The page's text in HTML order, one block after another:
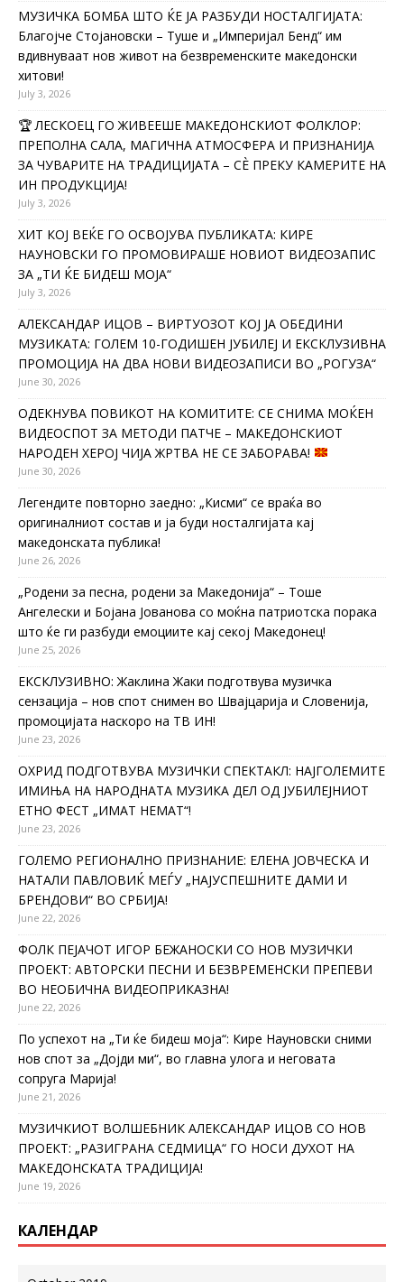
МУЗИЧКА БОМБА ШТО ЌЕ ЈА РАЗБУДИ НОСТАЛГИЈАТА:
Благојче Стојановски – Туше и „Империјал Бенд“ им
вдивнуваат нов живот на безвременските македонски
хитови!
July 3, 2026
🏆 ЛЕСКОЕЦ ГО ЖИВЕЕШЕ МАКЕДОНСКИОТ ФОЛКЛОР:
ПРЕПОЛНА САЛА, МАГИЧНА АТМОСФЕРА И ПРИЗНАНИЈА
ЗА ЧУВАРИТЕ НА ТРАДИЦИЈАТА – СÈ ПРЕКУ КАМЕРИТЕ НА
ИН ПРОДУКЦИЈА!
July 3, 2026
ХИТ КОЈ ВЕЌЕ ГО ОСВОЈУВА ПУБЛИКАТА: КИРЕ
НАУНОВСКИ ГО ПРОМОВИРАШЕ НОВИОТ ВИДЕОЗАПИС
ЗА „ТИ ЌЕ БИДЕШ МОЈА“
July 3, 2026
АЛЕКСАНДАР ИЦОВ – ВИРТУОЗОТ КОЈ ЈА ОБЕДИНИ
МУЗИКАТА: ГОЛЕМ 10-ГОДИШЕН ЈУБИЛЕЈ И ЕКСКЛУЗИВНА
ПРОМОЦИЈА НА ДВА НОВИ ВИДЕОЗАПИСИ ВО „РОГУЗА“
June 30, 2026
ОДЕКНУВА ПОВИКОТ НА КОМИТИТЕ: СЕ СНИМА МОЌЕН
ВИДЕОСПОТ ЗА МЕТОДИ ПАТЧЕ – МАКЕДОНСКИОТ
НАРОДЕН ХЕРОЈ ЧИЈА ЖРТВА НЕ СЕ ЗАБОРАВА!
June 30, 2026
Легендите повторно заедно: „Кисми“ се враќа во
оригиналниот состав и ја буди носталгијата кај
македонската публика!
June 26, 2026
„Родени за песна, родени за Македонија“ – Тоше
Ангелески и Бојана Јованова со моќна патриотска порака
што ќе ги разбуди емоциите кај секој Македонец!
June 25, 2026
ЕКСКЛУЗИВНО: Жаклина Жаки подготвува музичка
сензација – нов спот снимен во Швајцарија и Словенија,
промоцијата наскоро на ТВ ИН!
June 23, 2026
ОХРИД ПОДГОТВУВА МУЗИЧКИ СПЕКТАКЛ: НАЈГОЛЕМИТЕ
ИМИЊА НА НАРОДНАТА МУЗИКА ДЕЛ ОД ЈУБИЛЕЈНИОТ
ЕТНО ФЕСТ „ИМАТ НЕМАТ“!
June 23, 2026
ГОЛЕМО РЕГИОНАЛНО ПРИЗНАНИЕ: ЕЛЕНА ЈОВЧЕСКА И
НАТАЛИ ПАВЛОВИЌ МЕЃУ „НАЈУСПЕШНИТЕ ДАМИ И
БРЕНДОВИ“ ВО СРБИЈА!
June 22, 2026
ФОЛК ПЕЈАЧОТ ИГОР БЕЖАНОСКИ СО НОВ МУЗИЧКИ
ПРОЕКТ: АВТОРСКИ ПЕСНИ И БЕЗВРЕМЕНСКИ ПРЕПЕВИ
ВО НЕОБИЧНА ВИДЕОПРИКАЗНА!
June 22, 2026
По успехот на „Ти ќе бидеш моја“: Кире Науновски сними
нов спот за „Дојди ми“, во главна улога и неговата
сопруга Марија!
June 21, 2026
МУЗИЧКИОТ ВОЛШЕБНИК АЛЕКСАНДАР ИЦОВ СО НОВ
ПРОЕКТ: „РАЗИГРАНА СЕДМИЦА“ ГО НОСИ ДУХОТ НА
МАКЕДОНСКАТА ТРАДИЦИЈА!
June 19, 2026
КАЛЕНДАР